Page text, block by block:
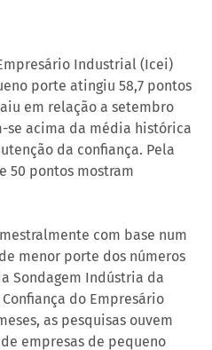
Industrial (Icei)
porte atingiu 58,7 pontos
em relação a setembro
se acima da média histórica
da confiança. Pela
50 pontos mostram
com base num
menor porte dos números
Sondagem Indústria da
do Empresário
as pesquisas ouvem
empresas de pequeno